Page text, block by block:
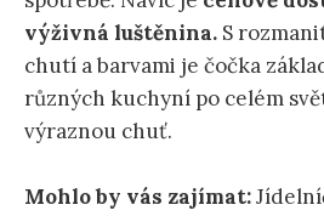
výživná luštěnina. S
chutí a barvami je čočka
různých kuchyní po celém
výraznou chuť.
Mohlo by vás zajímat: